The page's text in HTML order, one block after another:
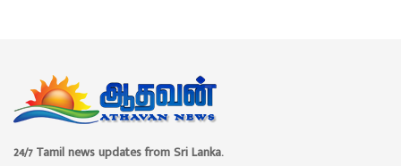
24/7 Tamil news updates from Sri Lanka.